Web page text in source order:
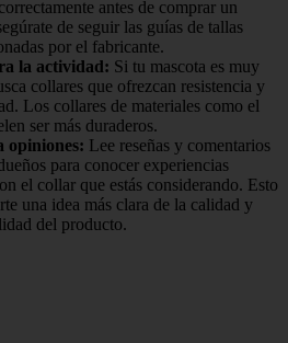
antes de comprar un
de seguir las guías de tallas
por el fabricante.
la actividad: Si tu mascota es muy
collares que ofrezcan resistencia y
Los collares de materiales como el
ser más duraderos.
opiniones: Lee reseñas y comentarios
para conocer experiencias
el collar que estás considerando. Esto
una idea más clara de la calidad y
del producto.